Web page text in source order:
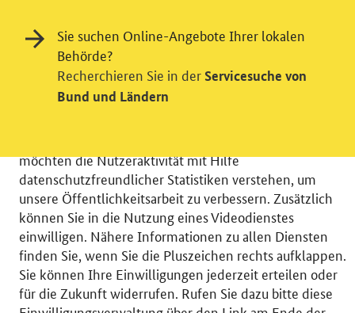
© 2026 Bundesministerium für Wirtschaft und Energie
RSS
Benutzerhinweise
Inhaltsverzeichnis
Impressum
Barrierefreiheit
Datenschutz
Einwilligungsverwaltung
Einwilligung in Tracking und / oder
Videodienst
möchten die Nutzeraktivität mit Hilfe
datenschutzfreundlicher Statistiken verstehen, um
unsere Öffentlichkeitsarbeit zu verbessern. Zusätzlich
können Sie in die Nutzung eines Videodienstes
einwilligen. Nähere Informationen zu allen Diensten
finden Sie, wenn Sie die Pluszeichen rechts aufklappen.
Sie können Ihre Einwilligungen jederzeit erteilen oder
für die Zukunft widerrufen. Rufen Sie dazu bitte diese
Sie suchen Online-Angebote Ihrer lokalen
Behörde?
Recherchieren Sie in der Servicesuche von
Bund und Ländern